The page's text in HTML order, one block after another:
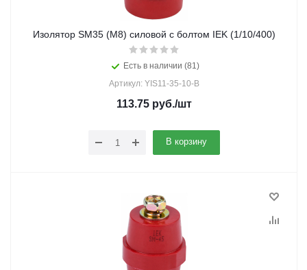
Изолятор SM35 (М8) силовой с болтом IEK (1/10/400)
Есть в наличии (81)
Артикул: YIS11-35-10-B
113.75 руб./шт
В корзину